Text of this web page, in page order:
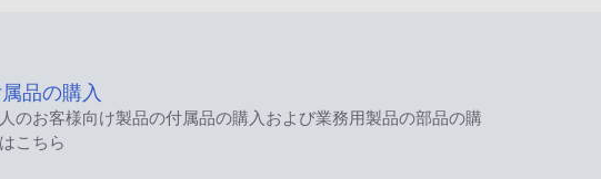
品の購入
のお客様向け製品の付属品の購入および業務用製品の部品の購
こちら